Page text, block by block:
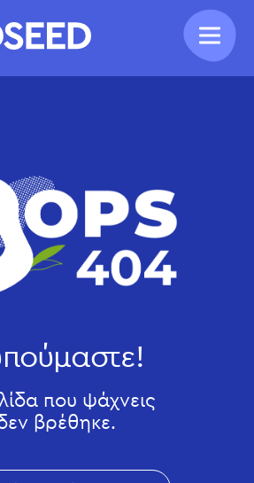
που ψάχνεις
βρέθηκε.